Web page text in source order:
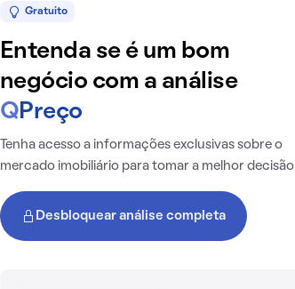
Gratuito
Entenda se é um bom
negócio com a análise
Q Preço
Tenha acesso a informações exclusivas sobre o
mercado imobiliário para tomar a melhor decisão
Desbloquear análise completa